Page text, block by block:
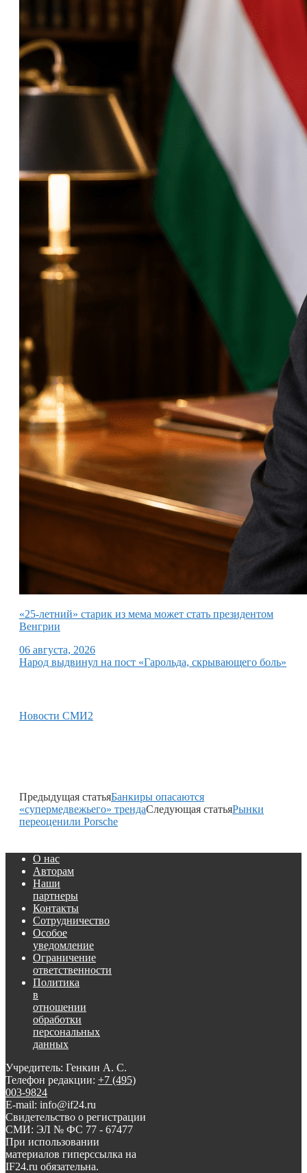
«25-летний» старик из мема может стать президентом
Венгрии
06 августа, 2026
Народ выдвинул на пост «Гарольда, скрывающего боль»
Новости СМИ2
Предыдущая статьяБанкиры опасаются
«супермедвежьего» трендаСледующая статьяРынки
переоценили Porsche
О нас
Авторам
Наши
партнеры
Контакты
Сотрудничество
Особое
уведомление
Ограничение
ответственности
Политика
в
отношении
обработки
персональных
данных
Учредитель: Генкин А. С.
Телефон редакции: +7 (495)
003-9824
E-mail: info@if24.ru
Свидетельство о регистрации
СМИ: ЭЛ № ФС 77 - 67477
При использовании
материалов гиперссылка на
IF24.ru обязательна.